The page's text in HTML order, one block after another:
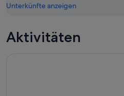
Unterkünfte anzeigen
Aktivitäten